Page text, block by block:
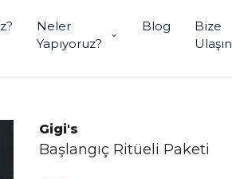
Neler
Yapıyoruz?
Blog
Bize
Ulaşın
Gigi's
Başlangıç Ritüeli Paketi